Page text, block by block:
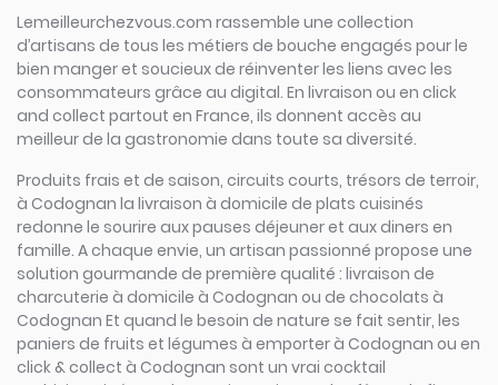
Lemeilleurchezvous.com rassemble une collection
d’artisans de tous les métiers de bouche engagés pour le
bien manger et soucieux de réinventer les liens avec les
consommateurs grâce au digital. En livraison ou en click
and collect partout en France, ils donnent accès au
meilleur de la gastronomie dans toute sa diversité.
Produits frais et de saison, circuits courts, trésors de terroir,
à Codognan la livraison à domicile de plats cuisinés
redonne le sourire aux pauses déjeuner et aux diners en
famille. A chaque envie, un artisan passionné propose une
solution gourmande de première qualité : livraison de
charcuterie à domicile à Codognan ou de chocolats à
Codognan Et quand le besoin de nature se fait sentir, les
paniers de fruits et légumes à emporter à Codognan ou en
click & collect à Codognan sont un vrai cocktail